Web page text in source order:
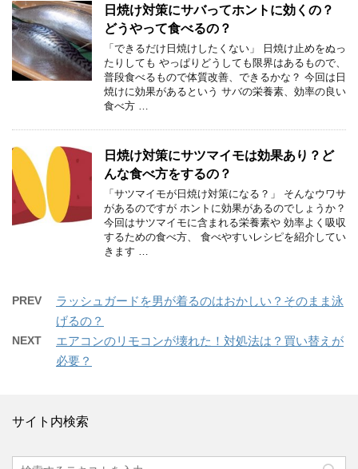
日焼け対策にサバってホントに効くの？
どうやって食べるの？
「できるだけ日焼けしたくない」 日焼け止めをぬっ
たりしても やっぱりどうしても限界はあるもので、
普段食べるもので体質改善、できるかな？ 今回は日
焼けに効果があるという サバの栄養素、効率の良い
食べ方 …
日焼け対策にサツマイモは効果あり？ど
んな食べ方をするの？
「サツマイモが日焼け対策になる？」 そんなウワサ
があるのですが ホントに効果があるのでしょうか？
今回はサツマイモに含まれる栄養素や 効率よく吸収
するための食べ方、 食べやすいレシピを紹介してい
きます …
PREV
ラッシュガードを男が着るのはおかしい？そのまま泳
げるの？
NEXT
エアコンのリモコンが壊れた！対処法は？買い替えが
必要？
サイト内検索